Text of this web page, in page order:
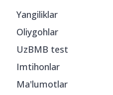
Yangiliklar
Oliygohlar
UzBMB test
Imtihonlar
Ma'lumotlar